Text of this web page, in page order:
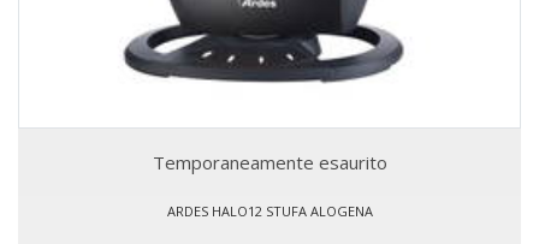
Temporaneamente esaurito
ARDES HALO12 STUFA ALOGENA